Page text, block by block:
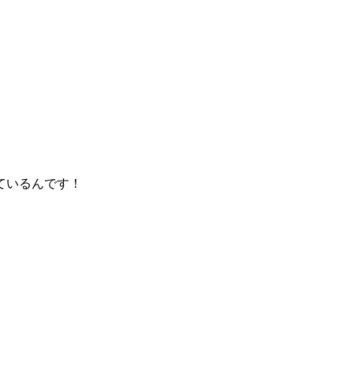
るんです！